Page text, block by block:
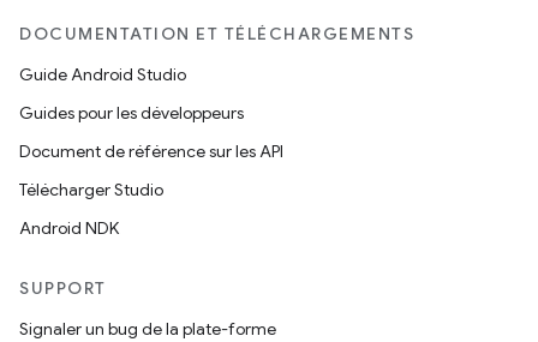
DOCUMENTATION ET TÉLÉCHARGEMENTS
Guide Android Studio
Guides pour les développeurs
Document de référence sur les API
Télécharger Studio
Android NDK
SUPPORT
Signaler un bug de la plate-forme